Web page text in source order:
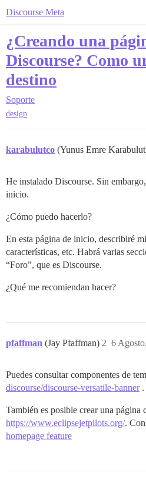
Discourse Meta
¿Creando una
Discourse? Como
destino
Soporte
design
karabulutco (Yunus Emre
He instalado Discourse. Sin
inicio.
¿Cómo puedo hacerlo?
En esta página de inicio, describiré
características, etc. Habrá varias
“Foro”, que es Discourse.
¿Qué me recomiendan hacer?
pfaffman (Jay Pfaffman) 6
2
Puedes consultar componentes de
discourse/discourse-versatile-banner.
También es posible crear una página
https://www.eclipsejetpilots.org/.
homepage feature